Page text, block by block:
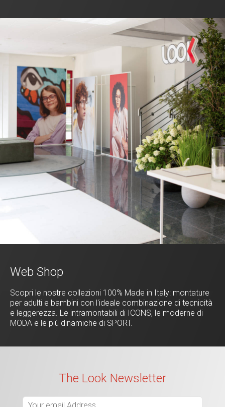
Web Shop
Scopri le nostre collezioni 100% Made in Italy: montature
per adulti e bambini con l'ideale combinazione di tecnicità
e leggerezza. Le intramontabili di ICONS, le moderne di
MODA e le più dinamiche di SPORT.
The Look Newsletter